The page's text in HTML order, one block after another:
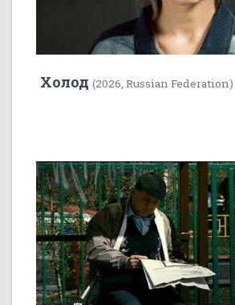
Холод (2026, Russian Federation)